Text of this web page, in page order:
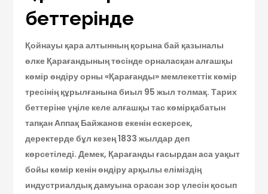
беттерінде
Қойнауы қара алтынның қорына бай қазыналы
өлке Қарағандының төсінде орналасқан алғашқы
көмір өндіру орны «Қарағанды» мемлекеттік көмір
тресінің құрылғанына биыл 95 жыл толмақ. Тарих
беттеріне үңіле келе алғашқы тас көмірқабатын
тапқан Аппақ Байжанов екенін ескерсек,
деректерде бұл кезең 1833 жылдар деп
көрсетіледі. Демек, Қарағанды ғасырдан аса уақыт
бойы көмір кенін өндіру арқылы еліміздің
индустриалдық дамуына орасан зор үлесін қосып